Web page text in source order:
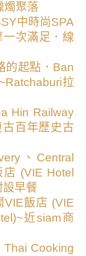
燭聚落
中時尚SPA
次滿足．線
的起點．Ban
拉
Hin Railway
百年歷史古
、Central
(VIE Hotel
早餐
VIE飯店 (VIE
近siam商
Thai Cooking